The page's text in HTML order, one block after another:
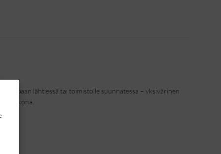
lähtiessä tai toimistolle suunnatessa – yksivärinen
mekkona.